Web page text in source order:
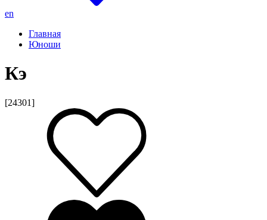
en
Главная
Юноши
Кэ
[24301]